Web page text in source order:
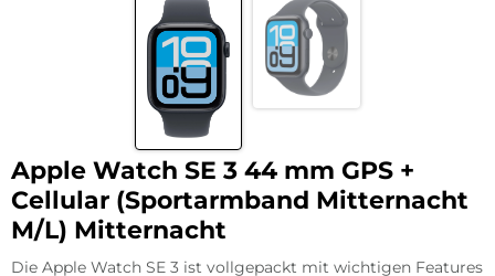
Apple Watch SE 3 44 mm GPS +
Cellular (Sportarmband Mitternacht
M/L) Mitternacht
Die Apple Watch SE 3 ist vollgepackt mit wichtigen Features